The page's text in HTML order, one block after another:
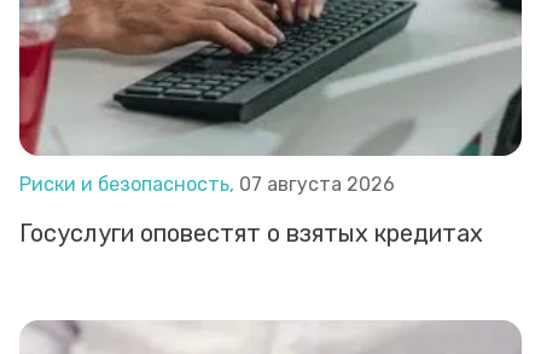
Риски и безопасность, 07 августа 2026
Госуслуги оповестят о взятых кредитах